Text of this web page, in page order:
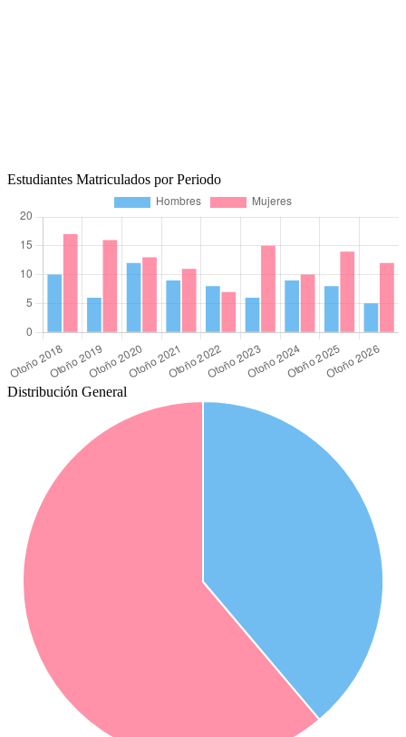
Estudiantes Matriculados por Periodo
Distribución General